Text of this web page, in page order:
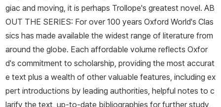
giac and moving, it is perhaps Trollope's greatest novel. AB
OUT THE SERIES: For over 100 years Oxford World's Clas
sics has made available the widest range of literature from
around the globe. Each affordable volume reflects Oxfor
d's commitment to scholarship, providing the most accurat
e text plus a wealth of other valuable features, including ex
pert introductions by leading authorities, helpful notes to c
larify the text, up-to-date bibliographies for further study,